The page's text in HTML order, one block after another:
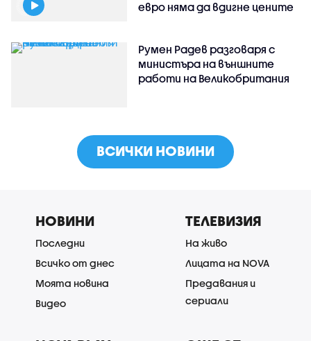
евро няма да вдигне цените
Румен Радев разговаря с
министъра на външните
работи на Великобритания
ВСИЧКИ НОВИНИ
НОВИНИ
Последни
Всичко от днес
Моята новина
Видео
ТЕЛЕВИЗИЯ
На живо
Лицата на NOVA
Предавания и
сериали